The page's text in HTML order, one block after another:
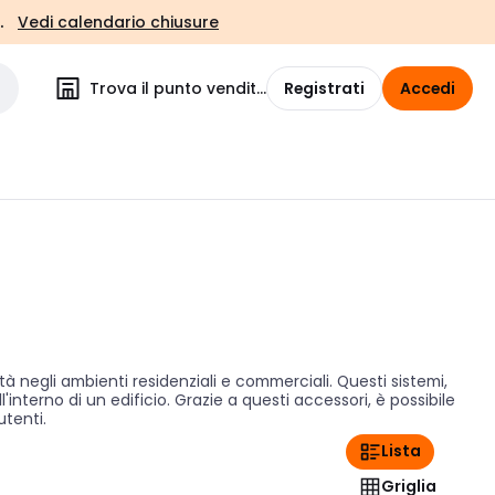
Vedi calendario chiusure
Trova il punto vendita Registrati Accedi
negli ambienti residenziali e commerciali. Questi sistemi,
di un edificio. Grazie a questi accessori, è possibile
Lista
Griglia